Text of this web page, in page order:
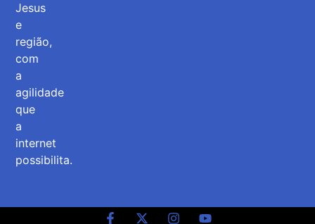
Jesus
e
região,
com
a
agilidade
que
a
internet
possibilita.